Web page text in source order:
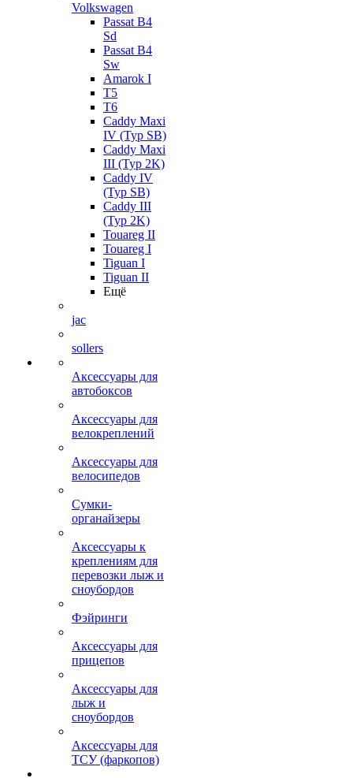
Volkswagen
Passat B4
Sd
Passat B4
Sw
Amarok I
T5
T6
Caddy Maxi
IV (Typ SB)
Caddy Maxi
III (Typ 2K)
Caddy IV
(Typ SB)
Caddy III
(Typ 2K)
Touareg II
Touareg I
Tiguan I
Tiguan II
Ещё
jac
sollers
Аксессуары для
автобоксов
Аксессуары для
велокреплений
Аксессуары для
велосипедов
Сумки-
органайзеры
Аксессуары к
креплениям для
перевозки лыж и
сноубордов
Фэйринги
Аксессуары для
прицепов
Аксессуары для
лыж и
сноубордов
Аксессуары для
ТСУ (фаркопов)